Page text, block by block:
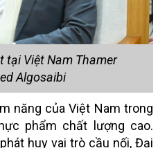
tại Việt Nam Thamer
Algosaibi
năng của Việt Nam trong
phẩm chất lượng cao.
huy vai trò cầu nối, Đại